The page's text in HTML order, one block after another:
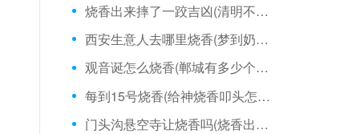
烧香出来摔了一跤吉凶(清明不适合烧香吧)
西安生意人去哪里烧香(梦到奶奶庙烧香)
观音诞怎么烧香(郸城有多少个烧香庙院)
每到15号烧香(给神烧香叩头怎么叩)
门头沟悬空寺让烧香吗(烧香出三个火焰)